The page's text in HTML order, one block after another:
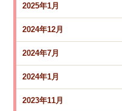
2025年1月
2024年12月
2024年7月
2024年1月
2023年11月